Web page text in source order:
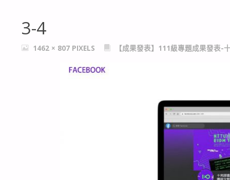
3-4
FULL1462 × 807 PIXELS 【成果發表】111級專題成果發表-